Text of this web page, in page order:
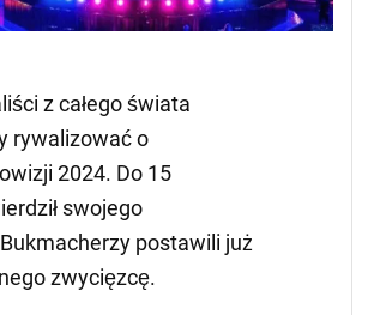
z całego świata
rywalizować o
2024. Do 15
swojego
postawili już
zwycięzcę.